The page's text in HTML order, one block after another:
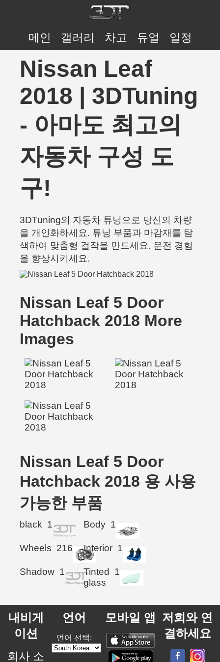
메인 갤러리 차고 듀얼 일정
Nissan Leaf
2018 | 3DTuning
- 아마도 최고의
자동차 구성 도
구!
3DTuning의 자동차 튜닝으로 당신의 차량
을 개인화하세요. 튜닝 부품과 마감재를 탐
색하여 맞춤형 걸작을 만드세요. 운전 경험
을 향상시키세요.
Nissan Leaf 5 Door
Hatchback 2018 More
Images
Nissan Leaf 5 Door
Hatchback 2018 용 사용
가능한 부품
black 1 Body 1
Wheels 216 Interior 1
Shadow 1
Tinted
glass
1
내비게
이션
회사 소
언어
언어 선택:
모바일 앱 저희와 연
결하세요